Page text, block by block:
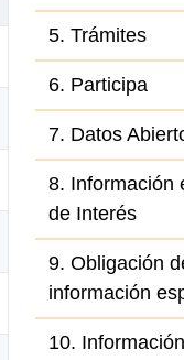
5. Trámites
6. Participa
7. Datos
8. Información
de Interés
9. Obligación
información
10.